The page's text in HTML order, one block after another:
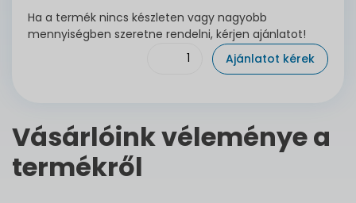
Ha a termék nincs készleten vagy nagyobb
mennyiségben szeretne rendelni, kérjen ajánlatot!
Ajánlatot kérek
Vásárlóink véleménye a
termékről